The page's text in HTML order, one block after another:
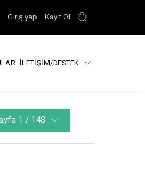
Giriş yap Kayıt Ol
İLETİŞİM/DESTEK
1 / 148